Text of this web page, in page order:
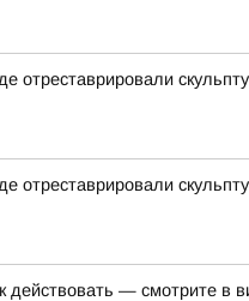
отреставрировали
отреставрировали
действовать — смотрите в